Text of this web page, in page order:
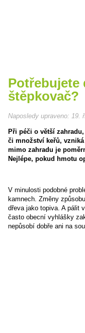
Potřebujete
štěpkovač?
Naposledy upraveno: 19.
Při péči o větší
či množství keřů,
mimo zahradu je
Nejlépe, pokud hmotu
V minulosti podobné
kamnech. Změny
dřeva jako topiva. A pálit
často obecní vyhlášky
nepůsobí dobře ani na